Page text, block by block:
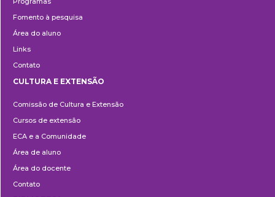
Fomento à pesquisa
Área do aluno
Links
Contato
e
Extensão
CULTURA E EXTENSÃO
Comissão de Cultura e Extensão
Cursos de extensão
ECA e a Comunidade
Área de aluno
Área do docente
Contato